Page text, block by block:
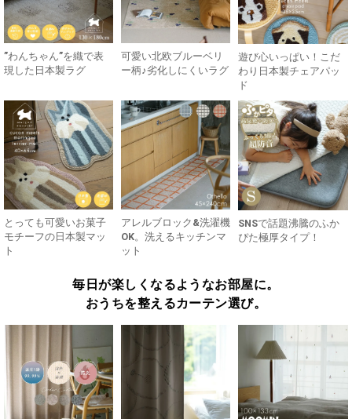
”わんちゃん”を織で表
現した日本製ラグ
可愛い北欧ブルーベリ
ー柄♪劣化しにくいラグ
遊び心いっぱい！こだ
わり日本製チェアパッ
ド
とっても可愛いお菓子
モチーフの日本製マッ
ト
アレルブロック&洗濯機
OK。洗えるキッチンマ
ット
SNSで話題沸騰のふか
ぴた極厚タイプ！
毎日が楽しくなるようなお部屋に。
おうちを整えるカーテン選び。